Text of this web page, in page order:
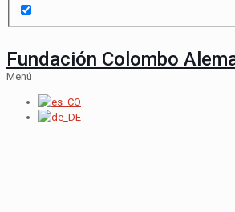
Fundación Colombo
Menú